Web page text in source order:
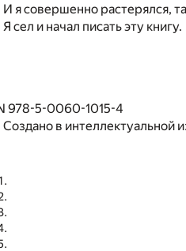
И я совершенно растерялся,
Я сел и начал писать эту книгу.
978-5-0060-1015-4
Создано в интеллектуальной